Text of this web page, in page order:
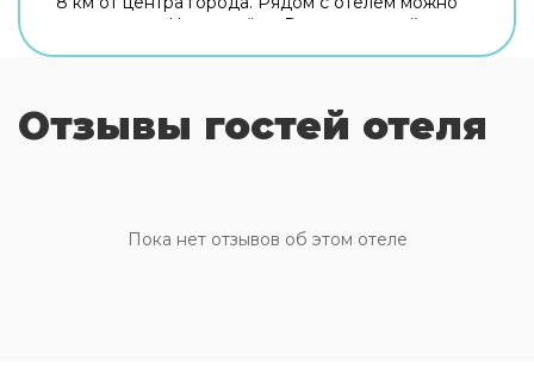
прогуляться. Неподалёку: Роттердамский
атмосфере можно в баре. Бесплатный Wi-Fi на
территории поможет всегда оставаться на
кабинет. Спортивные гости оценят йога и
дайвинг. Готовьтесь к весёлому и насыщенному
Отзывы гостей отеля
Пока нет отзывов об этом отеле